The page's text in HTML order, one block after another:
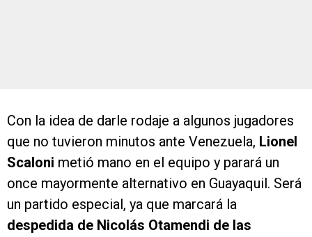
Con la idea de darle rodaje a algunos jugadores
que no tuvieron minutos ante Venezuela, Lionel
Scaloni metió mano en el equipo y parará un
once mayormente alternativo en Guayaquil. Será
un partido especial, ya que marcará la
despedida de Nicolás Otamendi de las